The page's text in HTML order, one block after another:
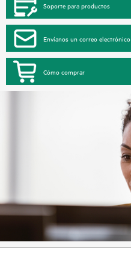
Soporte para productos
Envíanos un correo electrónico
Cómo comprar